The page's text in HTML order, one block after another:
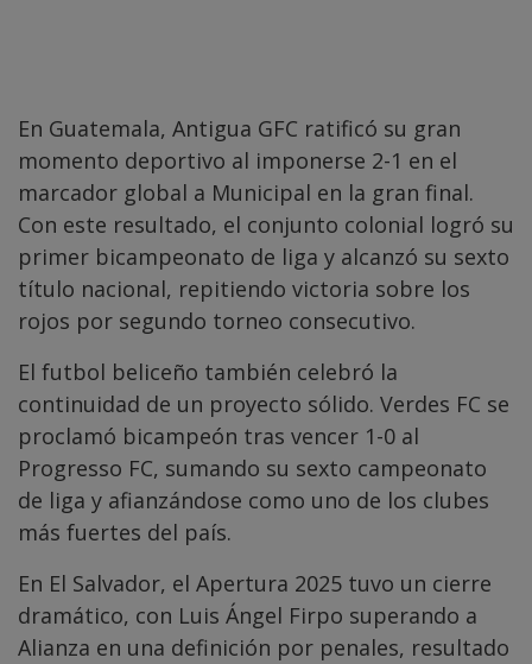
En Guatemala, Antigua GFC ratificó su gran
momento deportivo al imponerse 2-1 en el
marcador global a Municipal en la gran final.
Con este resultado, el conjunto colonial logró su
primer bicampeonato de liga y alcanzó su sexto
título nacional, repitiendo victoria sobre los
rojos por segundo torneo consecutivo.
El futbol beliceño también celebró la
continuidad de un proyecto sólido. Verdes FC se
proclamó bicampeón tras vencer 1-0 al
Progresso FC, sumando su sexto campeonato
de liga y afianzándose como uno de los clubes
más fuertes del país.
En El Salvador, el Apertura 2025 tuvo un cierre
dramático, con Luis Ángel Firpo superando a
Alianza en una definición por penales, resultado